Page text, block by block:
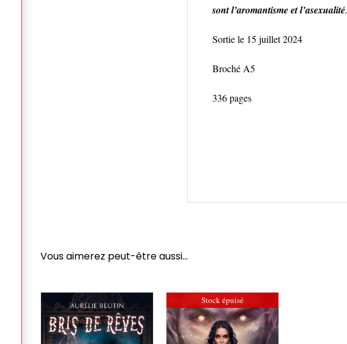
sont l’aromantisme et l’asexualité.
Sortie le 15 juillet 2024
Broché A5
336 pages
Vous aimerez peut-être aussi…
Stock épuisé